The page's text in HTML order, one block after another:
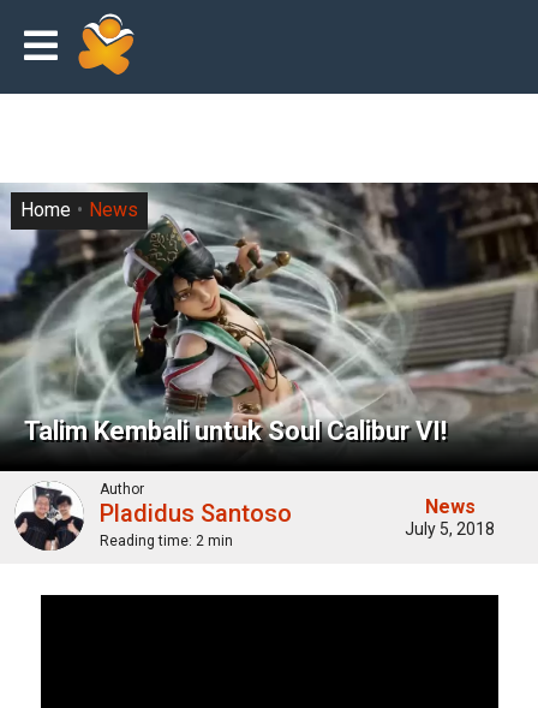
Talim Kembali untuk Soul Calibur VI!
Home News
Author
Pladidus Santoso
Reading time: 2 min
News
July 5, 2018